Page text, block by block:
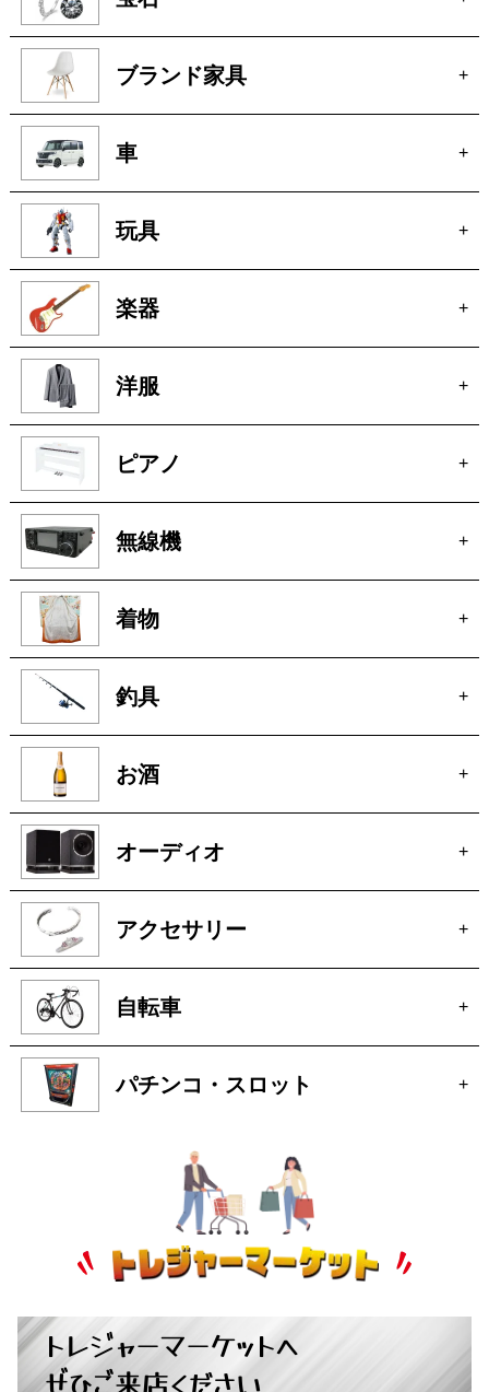
ブランド家具 +
車 +
玩具 +
楽器 +
洋服 +
ピアノ +
無線機 +
着物 +
釣具 +
お酒 +
オーディオ +
アクセサリー +
自転車 +
パチンコ・スロット +
トレジャーマーケットへ
ぜひご来店ください